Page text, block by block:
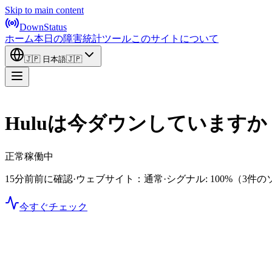
Skip to main content
DownStatus
ホーム本日の障害統計ツールこのサイトについて
🇯🇵 日本語🇯🇵
Huluは今ダウンしていますか
正常稼働中
15分前前に確認·ウェブサイト：通常·シグナル: 100% （3件の
今すぐチェック